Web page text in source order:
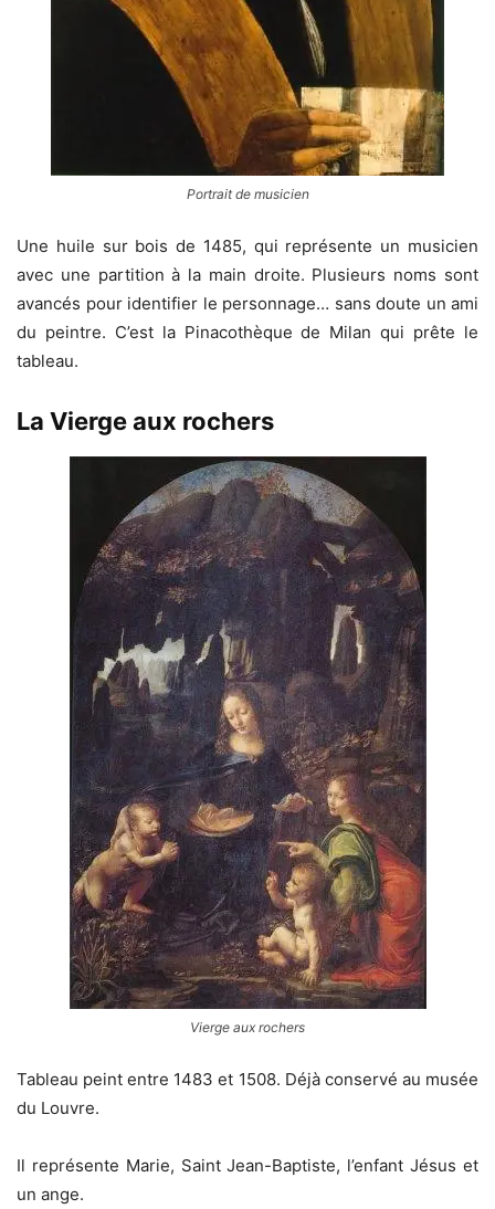
Portrait de musicien
Une huile sur bois de 1485, qui représente un musicien
avec une partition à la main droite. Plusieurs noms sont
avancés pour identifier le personnage… sans doute un ami
du peintre. C’est la Pinacothèque de Milan qui prête le
tableau.
La Vierge aux rochers
Vierge aux rochers
Tableau peint entre 1483 et 1508. Déjà conservé au musée
du Louvre.
Il représente Marie, Saint Jean-Baptiste, l’enfant Jésus et
un ange.